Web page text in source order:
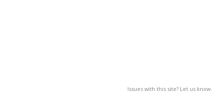
Issues with this site? Let us know.